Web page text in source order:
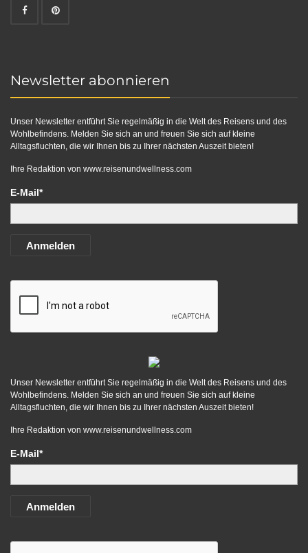
Newsletter abonnieren
Unser Newsletter entführt Sie regelmäßig in die Welt des Reisens und des
Wohlbefindens. Melden Sie sich an und freuen Sie sich auf kleine
Alltagsfluchten, die wir Ihnen bis zu Ihrer nächsten Auszeit bieten!
Ihre Redaktion von www.reisenundwellness.com
E-Mail*
Anmelden
Unser Newsletter entführt Sie regelmäßig in die Welt des Reisens und des
Wohlbefindens. Melden Sie sich an und freuen Sie sich auf kleine
Alltagsfluchten, die wir Ihnen bis zu Ihrer nächsten Auszeit bieten!
Ihre Redaktion von www.reisenundwellness.com
E-Mail*
Anmelden